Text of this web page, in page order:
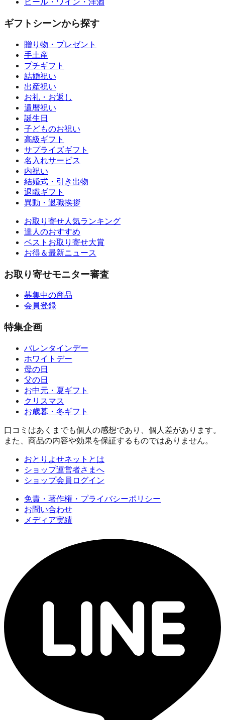
ビール・ワイン・洋酒
ギフトシーンから探す
贈り物・プレゼント
手土産
プチギフト
結婚祝い
出産祝い
お礼・お返し
還暦祝い
誕生日
子どものお祝い
高級ギフト
サプライズギフト
名入れサービス
内祝い
結婚式・引き出物
退職ギフト
異動・退職挨拶
お取り寄せ人気ランキング
達人のおすすめ
ベストお取り寄せ大賞
お得＆最新ニュース
お取り寄せモニター審査
募集中の商品
会員登録
特集企画
バレンタインデー
ホワイトデー
母の日
父の日
お中元・夏ギフト
クリスマス
お歳暮・冬ギフト
口コミはあくまでも個人の感想であり、個人差があります。
また、商品の内容や効果を保証するものではありません。
おとりよせネットとは
ショップ運営者さまへ
ショップ会員ログイン
免責・著作権・プライバシーポリシー
お問い合わせ
メディア実績